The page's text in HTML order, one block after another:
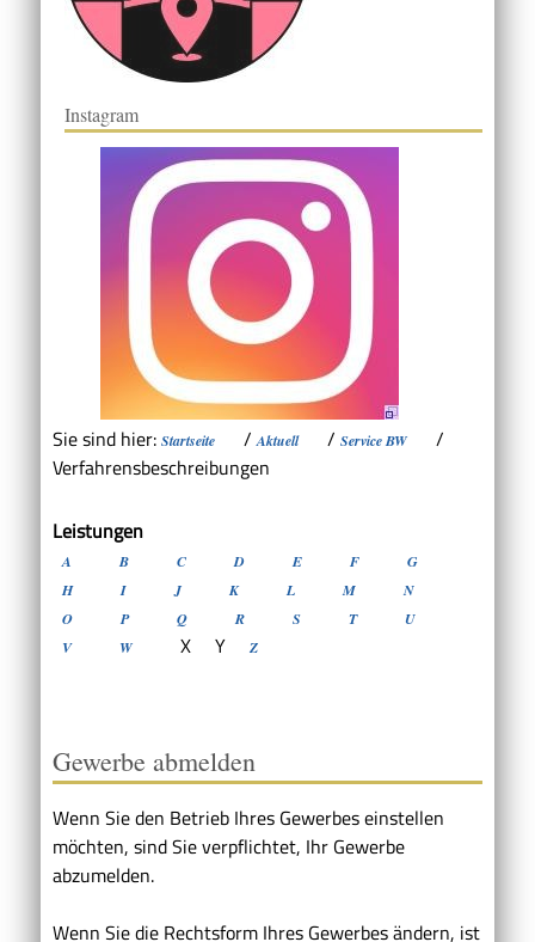
Instagram
Sie sind hier: Startseite /Aktuell / Service BW
/
Verfahrensbeschreibungen
Leistungen
A B C D E F
G
H
I J K L M
N
O
P Q R S T
U
V
W X Y Z
Gewerbe abmelden
Wenn Sie den Betrieb Ihres Gewerbes einstellen
möchten, sind Sie verpflichtet, Ihr Gewerbe
abzumelden.
Wenn Sie die Rechtsform Ihres Gewerbes ändern, ist